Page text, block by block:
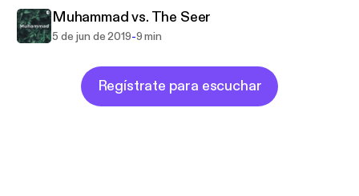
Muhammad vs. The Seer
5 de jun de 2019-9 min
Regístrate para escuchar